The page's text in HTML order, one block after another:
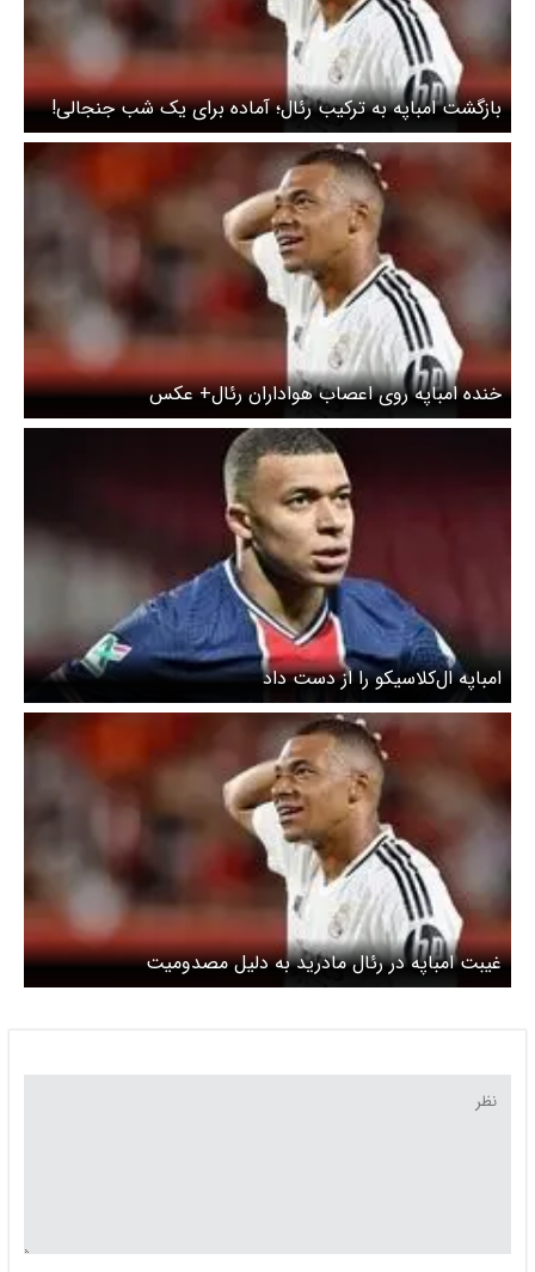
بازگشت امباپه به ترکیب رئال؛ آماده برای یک شب جنجالی!
خنده امباپه روی اعصاب هواداران رئال+ عکس
امباپه ال‌کلاسیکو را از دست داد
غیبت امباپه در رئال مادرید به دلیل مصدومیت